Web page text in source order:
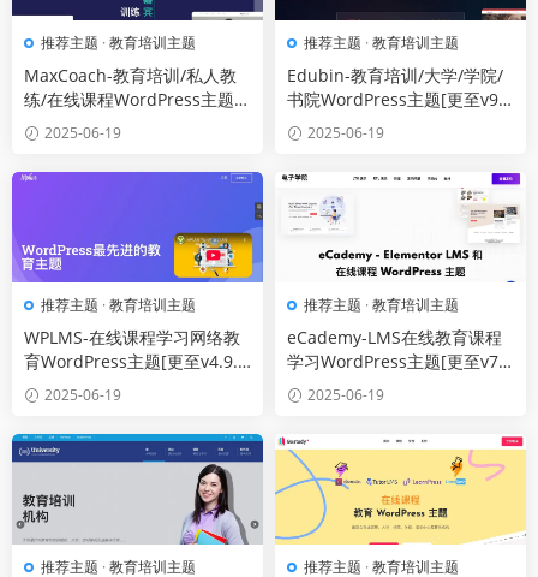
推荐主题 ·教育培训主题
MaxCoach-教育培训/私人教
练/在线课程WordPress主题
[更至v3.1.3]
2025-06-19
推荐主题 ·教育培训主题
Edubin-教育培训/大学/学院/
书院WordPress主题[更至v9.
4.6]2025-06-19
推荐主题 ·教育培训主题
WPLMS-在线课程学习网络教
育WordPress主题[更至v4.9.
6.5]2025-06-19
推荐主题 ·教育培训主题
eCademy-LMS在线教育课程
学习WordPress主题[更至v7.
1] 2025-06-19
推荐主题 ·教育培训主题 推荐主题 ·教育培训主题